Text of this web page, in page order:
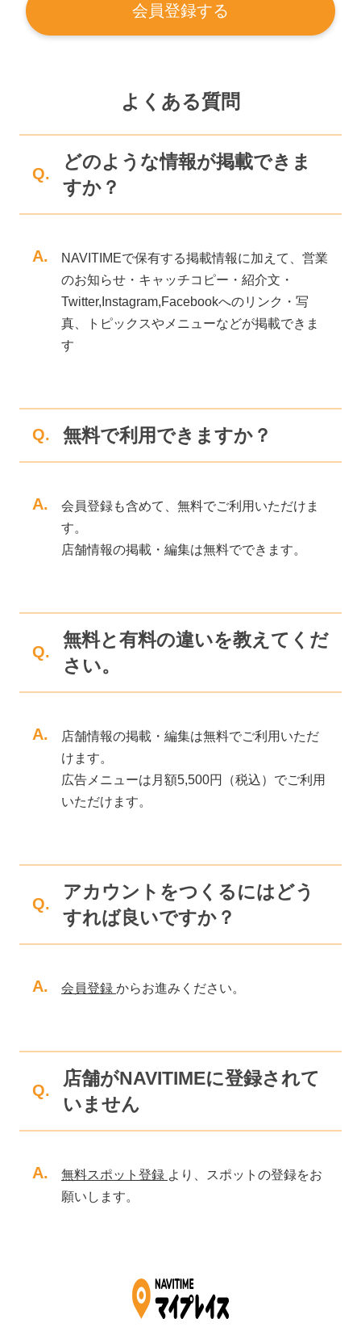
会員登録する
よくある質問
Q.
どのような情報が掲載できま
すか？
A.
NAVITIMEで保有する掲載情報に加えて、営業
のお知らせ・キャッチコピー・紹介文・
Twitter,Instagram,Facebookへのリンク・写
真、トピックスやメニューなどが掲載できま
す
Q. 無料で利用できますか？
A.
会員登録も含めて、無料でご利用いただけま
す。
店舗情報の掲載・編集は無料でできます。
Q.
無料と有料の違いを教えてくだ
さい。
A.
店舗情報の掲載・編集は無料でご利用いただ
けます。
広告メニューは月額5,500円（税込）でご利用
いただけます。
Q.
アカウントをつくるにはどう
すれば良いですか？
A. 会員登録 からお進みください。
Q.
店舗がNAVITIMEに登録されて
いません
A. 無料スポット登録 より、スポットの登録をお
願いします。